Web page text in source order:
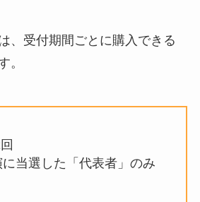
、受付期間ごとに購入できる
。
当選した「代表者」のみ